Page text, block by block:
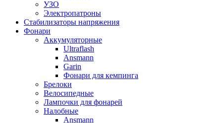
УЗО
Электропатроны
Стабилизаторы напряжения
Фонари
Аккумуляторные
Ultraflash
Ansmann
Garin
Фонари для кемпинга
Брелоки
Велосипедные
Лампочки для фонарей
Налобные
Ansmann